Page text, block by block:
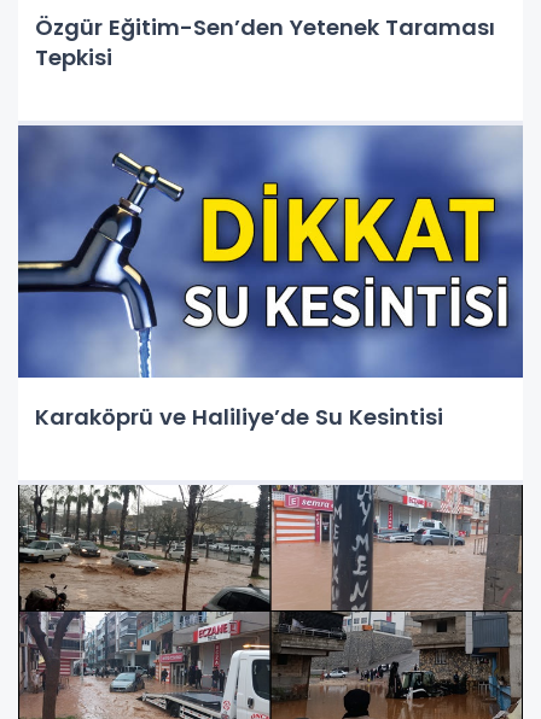
Özgür Eğitim-Sen’den Yetenek Taraması
Tepkisi
Karaköprü ve Haliliye’de Su Kesintisi